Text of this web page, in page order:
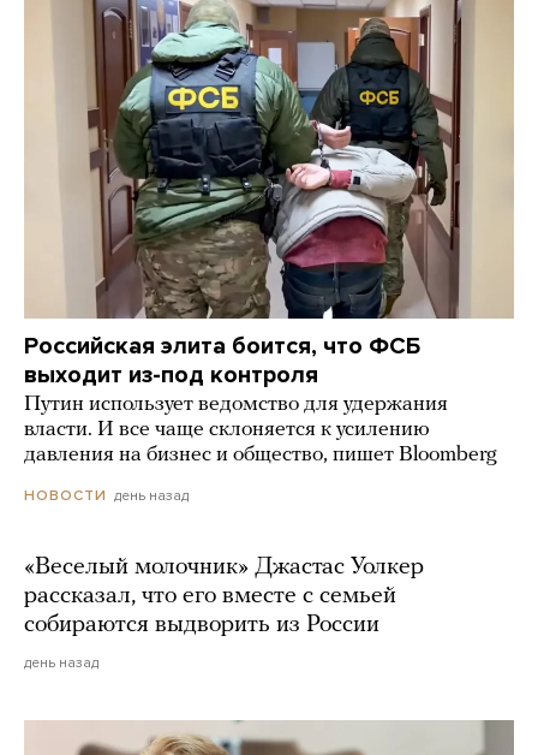
Российская элита боится, что ФСБ
выходит из-под контроля
Путин использует ведомство для удержания
власти. И все чаще склоняется к усилению
давления на бизнес и общество, пишет Bloomberg
НОВОСТИ день назад
«Веселый молочник» Джастас Уолкер
рассказал, что его вместе с семьей
собираются выдворить из России
день назад